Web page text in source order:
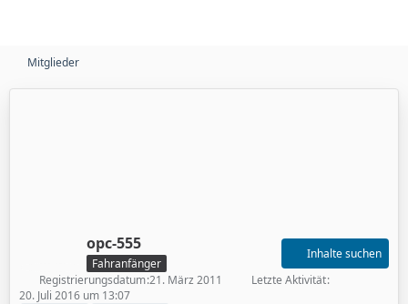
Mitglieder
opc-555
Fahranfänger
Inhalte suchen
Registrierungsdatum 21. März 2011
Letzte Aktivität
20. Juli 2016 um 13:07